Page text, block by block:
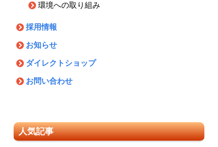
環境への取り組み
採用情報
お知らせ
ダイレクトショップ
お問い合わせ
人気記事